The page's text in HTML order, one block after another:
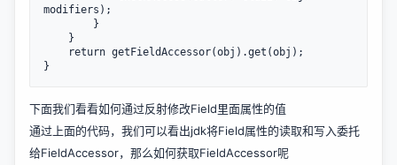
modifiers);
下面我们看看如何通过反射修改Field里面属性的值
通过上面的代码，我们可以看出jdk将Field属性的读取和写入委托
给FieldAccessor，那么如何获取FieldAccessor呢